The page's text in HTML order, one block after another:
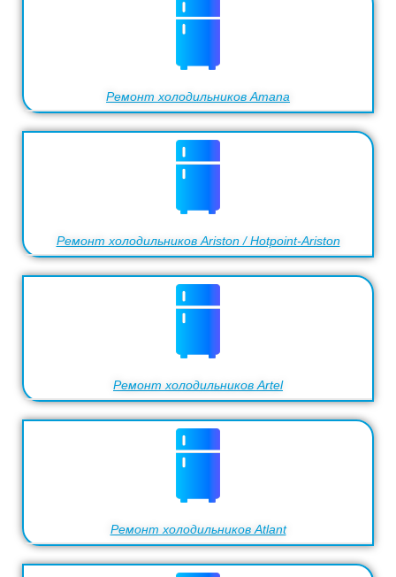
Ремонт холодильников Amana
Ремонт холодильников Ariston / Hotpoint-Ariston
Ремонт холодильников Artel
Ремонт холодильников Atlant